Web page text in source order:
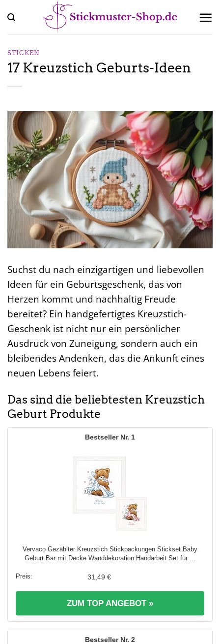
Inhalt
springen
STICKEN
17 Kreuzstich Geburts-Ideen
Suchst du nach einzigartigen und liebevollen
Ideen für ein Geburtsgeschenk, das von
Herzen kommt und nachhaltig Freude
bereitet? Ein handgefertigtes Kreuzstich-
Geschenk ist nicht nur ein persönlicher
Ausdruck von Zuneigung, sondern auch ein
bleibendes Andenken, das die Ankunft eines
neuen Lebens feiert.
Das sind die beliebtesten Kreuzstich
Geburt Produkte
1
Vervaco Gezählter Kreuzstich Stickpackungen Stickset Baby
Geburt Bär mit Decke Wanddekoration Handarbeit Set für ...
31,49 €
ZUM TOP ANGEBOT »
2